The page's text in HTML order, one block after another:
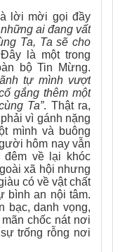
lời mời gọi đầy
những ai đang vất
Ta, Ta sẽ cho
là một trong
bộ Tin Mừng.
tự mình vượt
gắng thêm một
Ta”. Thật ra,
vì gánh nặng
mình và buông
hôm nay vẫn
về lại khóc
xã hội nhưng
có về vật chất
bình an nội tâm.
bạc, danh vọng,
chốc nát nơi
trống rỗng nơi